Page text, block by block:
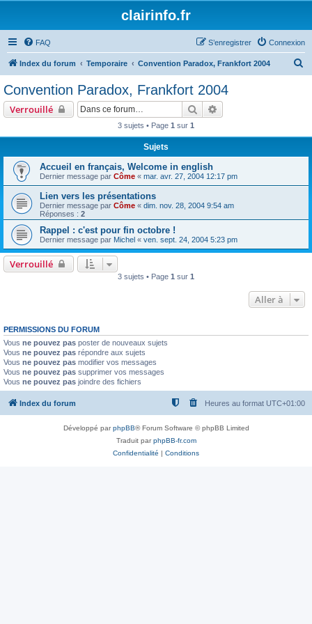
clairinfo.fr
FAQ Connexion
S’enregistrer
Index du forum Temporaire Convention Paradox, Frankfort 2004
Convention Paradox, Frankfort 2004
Verrouillé Rechercher
3 sujets • Page 1 sur 1
Sujets
Accueil en français, Welcome in english
Dernier message par Côme « mar. avr. 27, 2004 12:17 pm
Lien vers les présentations
Dernier message par Côme « dim. nov. 28, 2004 9:54 am
Réponses : 2
Rappel : c'est pour fin octobre !
Dernier message par Michel « ven. sept. 24, 2004 5:23 pm
Verrouillé
3 sujets • Page 1 sur 1
Aller à
PERMISSIONS DU FORUM
Vous ne pouvez pas poster de nouveaux sujets
Vous ne pouvez pas répondre aux sujets
Vous ne pouvez pas modifier vos messages
Vous ne pouvez pas supprimer vos messages
Vous ne pouvez pas joindre des fichiers
Index du forum Heures au format UTC+01:00
Développé parphpBB® Forum Software © phpBB Limited
Traduit parphpBB-fr.com
Confidentialité | Conditions